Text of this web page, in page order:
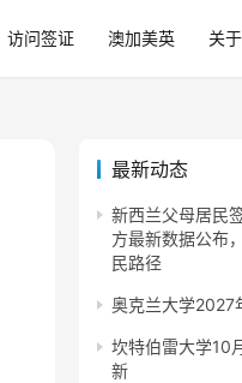
访问签证 澳加美英 关
最新动态
新西兰父母居民
方最新数据公布
民路径
奥克兰大学2027
坎特伯雷大学10
新